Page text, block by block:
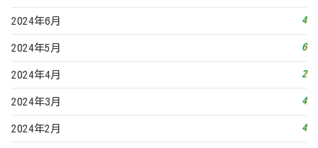
2024年6月 4
2024年5月 6
2024年4月 2
2024年3月 4
2024年2月 4